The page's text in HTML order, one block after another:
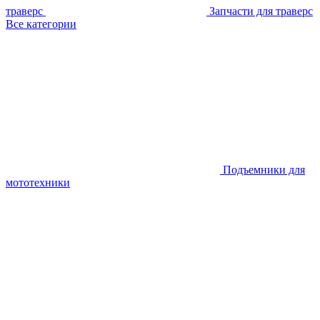
траверс
Запчасти для траверс
Все категории
Подъемники для
мототехники